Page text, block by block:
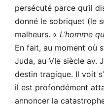
persécuté parce qu’il
donné le sobriquet (le
malheurs. « L’homme
En fait, au moment où
Juda, au VIe siècle av.
destin tragique. Il voit
il est profondément
annoncer la